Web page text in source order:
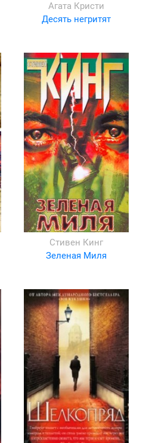
Агата Кристи
Десять негритят
Стивен Кинг
Зеленая Миля